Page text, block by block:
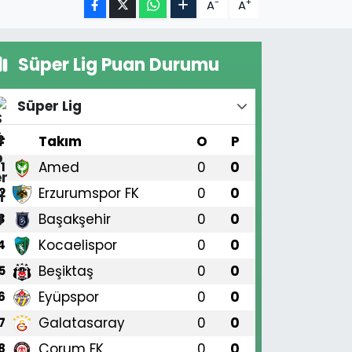
A A
Süper Lig Puan Durumu
Süper Lig
Takım O P
1 Amed 0 0
Erzurumspor FK 0 0
Başakşehir 0 0
Kocaelispor 0 0
Beşiktaş 0 0
Eyüpspor 0 0
Galatasaray 0 0